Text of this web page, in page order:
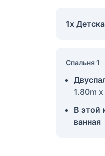
1x
Спальня 1
1.80m
В этой
ванная